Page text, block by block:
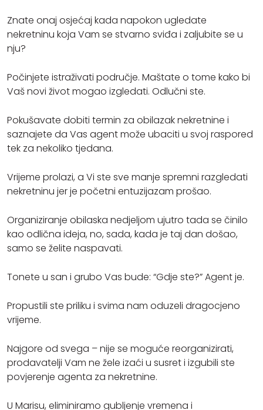
Znate onaj osjećaj kada napokon ugledate
nekretninu koja Vam se stvarno sviđa i zaljubite se u
nju?
Počinjete istraživati područje. Maštate o tome kako bi
Vaš novi život mogao izgledati. Odlučni ste.
Pokušavate dobiti termin za obilazak nekretnine i
saznajete da Vas agent može ubaciti u svoj raspored
tek za nekoliko tjedana.
Vrijeme prolazi, a Vi ste sve manje spremni razgledati
nekretninu jer je početni entuzijazam prošao.
Organiziranje obilaska nedjeljom ujutro tada se činilo
kao odlična ideja, no, sada, kada je taj dan došao,
samo se želite naspavati.
Tonete u san i grubo Vas bude: “Gdje ste?” Agent je.
Propustili ste priliku i svima nam oduzeli dragocjeno
vrijeme.
Najgore od svega – nije se moguće reorganizirati,
prodavatelji Vam ne žele izaći u susret i izgubili ste
povjerenje agenta za nekretnine.
U Marisu, eliminiramo gubljenje vremena i